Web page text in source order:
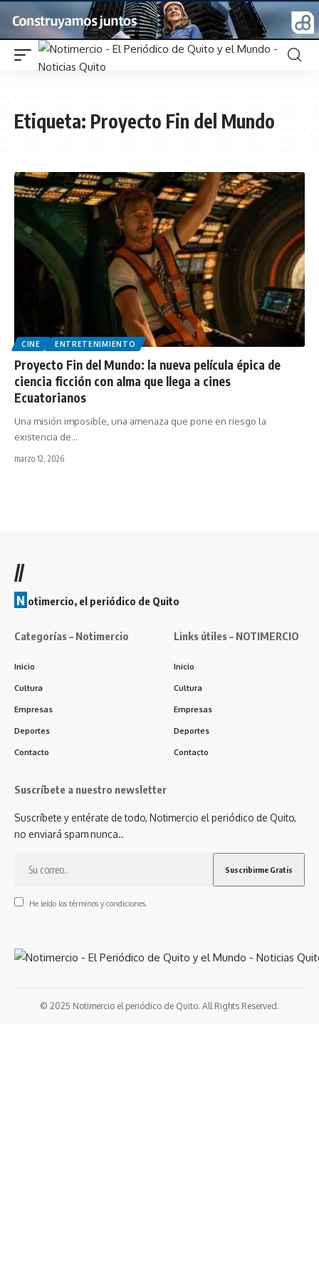
Etiqueta:Proyecto Fin del Mundo
CINE ENTRETENIMIENTO
Proyecto Fin del Mundo: la nueva película épica de
ciencia ficción con alma que llega a cines
Ecuatorianos
Una misión imposible, una amenaza que pone en riesgo la
existencia de…
marzo 12, 2026
//
N otimercio, el periódico de Quito
Categorías – Notimercio
Inicio
Cultura
Empresas
Deportes
Contacto
Links útiles – NOTIMERCIO
Inicio
Cultura
Empresas
Deportes
Contacto
Suscríbete a nuestro newsletter
Suscríbete y entérate de todo, Notimercio el periódico de Quito,
no enviará spam nunca..
He leído los términos y condiciones.
© 2025 Notimercio el periódico de Quito. All Rights Reserved.